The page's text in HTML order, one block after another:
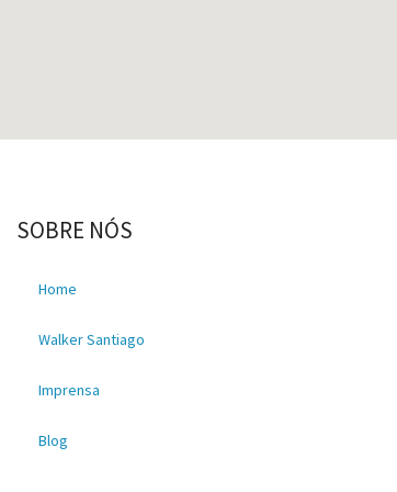
SOBRE NÓS
Home
Walker Santiago
Imprensa
Blog